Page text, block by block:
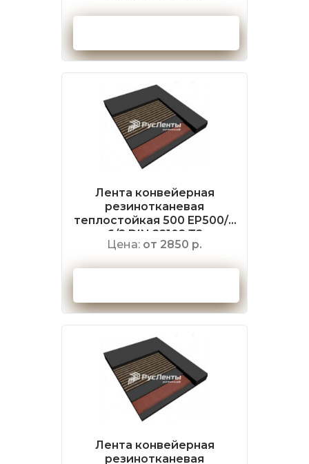
Лента конвейерная
резинотканевая
теплостойкая 500 EP500/4
6/2 DIN 22102 Т2
Цена: от 2850 р.
Лента конвейерная
резинотканевая